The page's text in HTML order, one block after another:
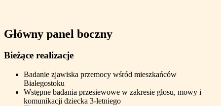
Główny panel boczny
Bieżące realizacje
Badanie zjawiska przemocy wśród mieszkańców
Białegostoku
Wstępne badania przesiewowe w zakresie głosu, mowy i
komunikacji dziecka 3-letniego